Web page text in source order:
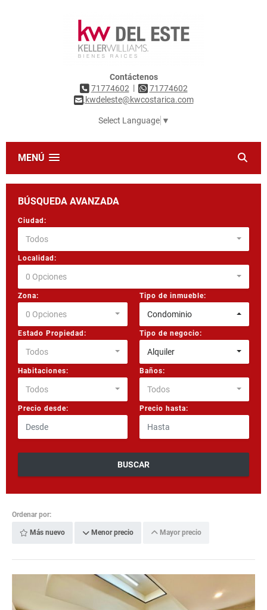
Contáctenos
71774602 |
71774602
kwdeleste@kwcostarica.com
Select Language ▼
MENÚ
BÚSQUEDA AVANZADA
Ciudad:
Todos
Localidad:
0 Opciones
Zona:
0 Opciones
Tipo de inmueble:
Condominio
Estado Propiedad:
Todos
Tipo de negocio:
Alquiler
Habitaciones:
Todos
Baños:
Todos
Precio desde: Precio hasta:
BUSCAR
Ordenar por:
Más nuevo Menor precio Mayor precio